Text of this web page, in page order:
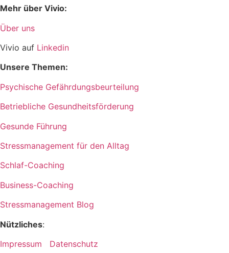
Mehr über Vivio:
Über uns
Vivio auf Linkedin
Unsere Themen:
Psychische Gefährdungsbeurteilung
Betriebliche Gesundheitsförderung
Gesunde Führung
Stressmanagement für den Alltag
Schlaf-Coaching
Business-Coaching
Stressmanagement Blog
Nützliches:
Impressum Datenschutz